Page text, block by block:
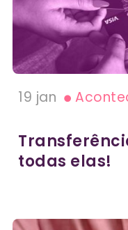
todas elas!
19 jan